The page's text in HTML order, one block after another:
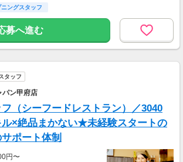
業者へ3万円ずつ現金で支
148円
ニングスタッフ
募へ進む
タッフ
パン甲府店
（シーフードレストラン）／3040
×絶品まかない★未経験スタートの
ポート体制
円〜